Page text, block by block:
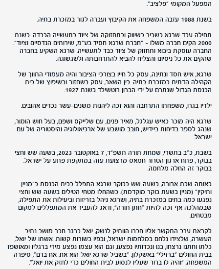
המפעל המקומי "פלציב".
בשנת 1988 עזבה המשפחה את הקיבוץ ועברה לגור במזכרת בתיה.
תחילה עבד שרגא כשכיר בשיווק ובתחזוקה של ציוד בתעשייה הכבדה. בשנת
2000 הקים חברה משלו – "חברת שרגא חסיד בע"מ, שירותים הנדסיים וציוד".
החברה עוסקת ביבוא ותחזוק של ציוד כבד לתעשייה. שרגא השקיע בחברה
שהקים את כל ניסיונו והצליח להביא להתרחבותה ולשגשוגה.
שרגא, איש חסד ונתינה, עסק כל חייו בצורכי הציבור והיה מעמודי התווך של
הקהילה הדתית במזכרת בתיה. בין השאר, עסק בשחזור ובשיפוץ של בית
הכנסת הגדול שנתרם על ידי הברון רוטשילד בשנת 1927.
ילדיו בגרו, משפחתו התרחבה והוא זכה ליהנות משנים-עשר נכדים אהובים.
שרגא היה מוכר כאיש עגלגל, מאיר פנים, עם שלייקס ושפם, בעל חוש הומור,
שנהג לספר בדיחות ביידיש, חובב מושבע של ארכיאולוגיה והיסטוריה של עם
ישראל.
בשבת, כ"ב בתשרי, שמחת תורה תשפ"ד, 7 באוקטובר 2023, בשעה שש וחצי
בבוקר, פתח ארגון הטרור חמאס מרצועת עזה במתקפת פתע על ישראל.
בבוקר זה החלה מלחמה.
באותה שבת ארורה, בשעה שש בבוקר שרגא התפלל בבית הכנסת ב"מניין
ותיקין" (מניין בשעת בוקר מוקדמת). כשהחלו מטחי הטילים בשעה שש וחצי
נפגעו כמה בתים במזכרת בתיה, ושרגא ניהל בזריזות וביעילות את התפילה,
שבמהלכה אף זכה להיות "חתן תורה", ודאג להעביר את המתפללים למקום
מבטחים.
לקראת ערב התקשר אליו חברו הוותיק לנשק, יואל ברגר חבר מושב נתיב
העשרה, שלצידו נלחם במלחמות ישראל, ובפיו בשורות קשות. אשתו של יואל,
כלתו וחתנו נרצחו, בנו ונכדותיו נפצעו, וגם הוא עצמו נפצע מירי ברגליו ומאושפז
בבית החולים "ברזילי" באשקלון. "בשביל שרגא יואל הוא אח. אח בדם", סיפרה
המשפחה, "והיה לו ברור שעליו לנסוע לבית החולים כדי לחזק את יואל".